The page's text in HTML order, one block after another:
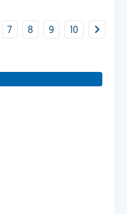
7 8 9 10